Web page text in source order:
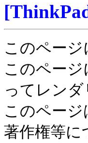
このペー
このペー
ってレン
このペー
著作権等に